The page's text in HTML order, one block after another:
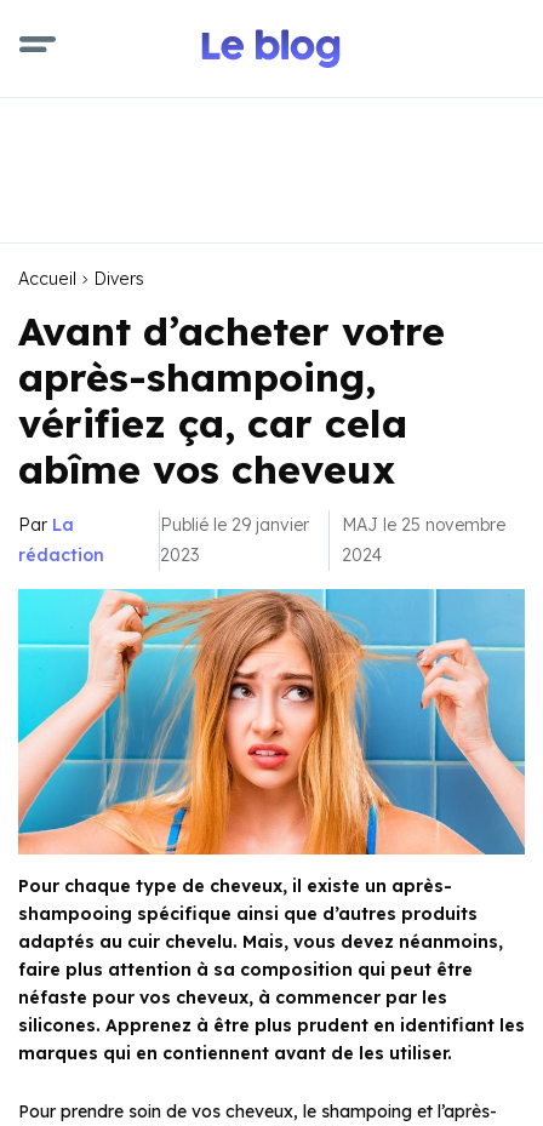
Accueil Divers
Avant d’acheter votre
après-shampoing,
vérifiez ça, car cela
abîme vos cheveux
Par La
rédaction
Publié le 29 janvier
2023
MAJ le 25 novembre
2024
Pour chaque type de cheveux, il existe un après-
shampooing spécifique ainsi que d’autres produits
adaptés au cuir chevelu. Mais, vous devez néanmoins,
faire plus attention à sa composition qui peut être
néfaste pour vos cheveux, à commencer par les
silicones. Apprenez à être plus prudent en identifiant les
marques qui en contiennent avant de les utiliser.
Pour prendre soin de vos cheveux, le shampoing et l’après-